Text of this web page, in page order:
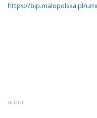
https://bip.malopolska.pl/
autor